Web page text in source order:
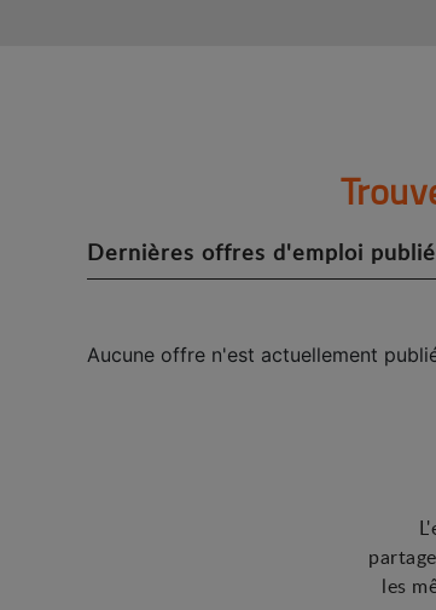
Dernières offres d'emploi
Aucune offre n'est actuellement
les